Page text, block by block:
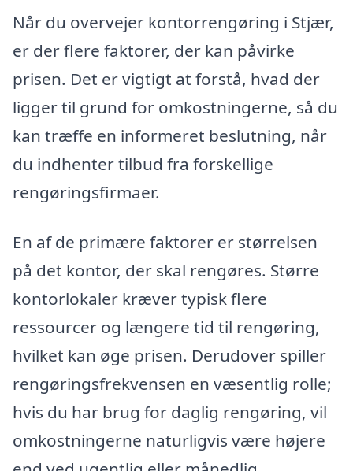
Når du overvejer kontorrengøring i Stjær,
er der flere faktorer, der kan påvirke
prisen. Det er vigtigt at forstå, hvad der
ligger til grund for omkostningerne, så du
kan træffe en informeret beslutning, når
du indhenter tilbud fra forskellige
rengøringsfirmaer.
En af de primære faktorer er størrelsen
på det kontor, der skal rengøres. Større
kontorlokaler kræver typisk flere
ressourcer og længere tid til rengøring,
hvilket kan øge prisen. Derudover spiller
rengøringsfrekvensen en væsentlig rolle;
hvis du har brug for daglig rengøring, vil
omkostningerne naturligvis være højere